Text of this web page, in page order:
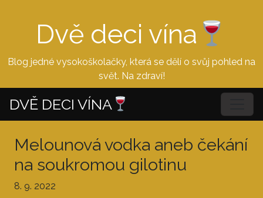
Dvě deci vína
Blog jedné vysokoškolačky, která se dělí o svůj pohled na
svět. Na zdraví!
DVĚ DECI VÍNA
Melounová vodka aneb čekání
na soukromou gilotinu
8. 9. 2022